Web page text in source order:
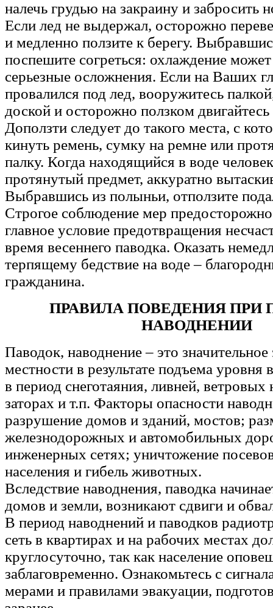
налечь грудью на закраину и забросить
Если лед не выдержал, осторожно
и медленно ползите к берегу.
поспешите согреться: охлаждение может
серьезные осложнения. Если на Ваших
провалился под лед, вооружитесь
доской и осторожно ползком
Доползти следует до такого места, с
кинуть ремень, сумку на ремне или
палку. Когда находящийся в воде
протянутый предмет, аккуратно
Выбравшись из полыньи, отползите
Строгое соблюдение мер
главное условие предотвращения
время весеннего паводка. Оказать
терпящему бедствие на воде –
гражданина.
ПРАВИЛА ПОВЕДЕНИЯ ПРИ
НАВОДНЕНИИ
Паводок, наводнение – это значительное
местности в результате подъема уровня
в период снеготаяния, ливней,
заторах и т.п. Факторы опасности
разрушение домов и зданий, мостов;
железнодорожных и автомобильных
инженерных сетях; уничтожение
населения и гибель животных.
Вследствие наводнения, паводка
домов и земли, возникают сдвиги и
В период наводнений и паводков
сеть в квартирах и на рабочих местах
круглосуточно, так как население
заблаговременно. Ознакомьтесь с
мерами и правилами эвакуации,